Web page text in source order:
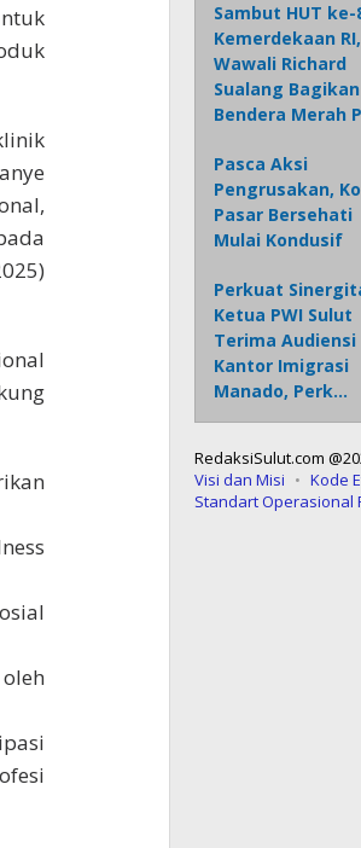
Sambut HUT ke-
Kemerdekaan RI,
Wawali Richard
Sualang Bagikan
Bendera Merah
Pasca Aksi
Pengrusakan,
Pasar Bersehati
Mulai Kondusif
Perkuat
Ketua PWI Sulut
Terima Audiensi
Kantor Imigrasi
Manado, Perk…
RedaksiSulut.com
Visi dan Misi
Kode
Standart Operasional